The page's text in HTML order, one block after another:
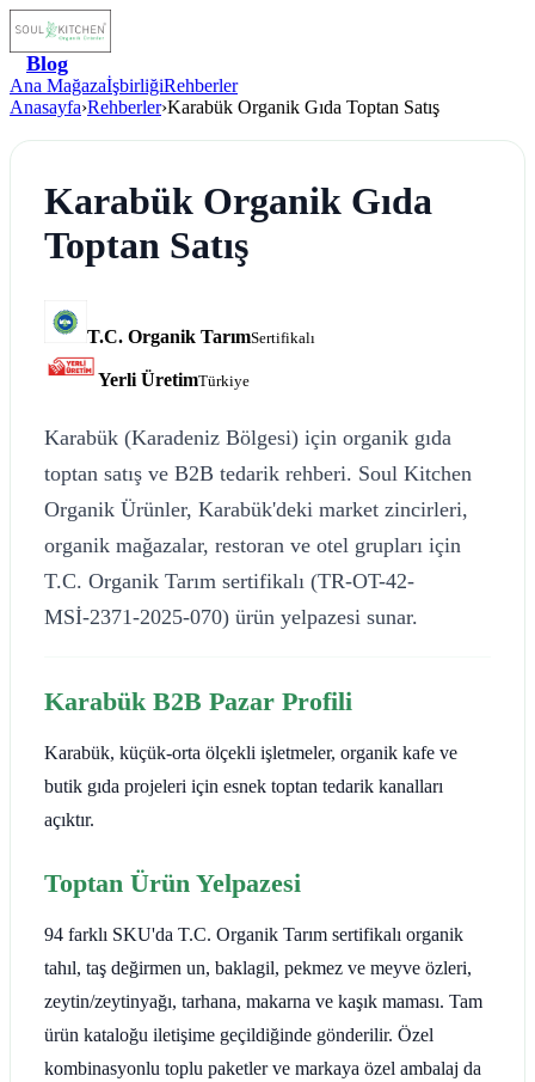
Blog
Ana MağazaİşbirliğiRehberler
Anasayfa›Rehberler›Karabük Organik Gıda Toptan Satış
Karabük Organik Gıda
Toptan Satış
T.C. Organik TarımSertifikalı
Yerli ÜretimTürkiye
Karabük (Karadeniz Bölgesi) için organik gıda
toptan satış ve B2B tedarik rehberi. Soul Kitchen
Organik Ürünler, Karabük'deki market zincirleri,
organik mağazalar, restoran ve otel grupları için
T.C. Organik Tarım sertifikalı (TR-OT-42-
MSİ-2371-2025-070) ürün yelpazesi sunar.
Karabük B2B Pazar Profili
Karabük, küçük-orta ölçekli işletmeler, organik kafe ve
butik gıda projeleri için esnek toptan tedarik kanalları
açıktır.
Toptan Ürün Yelpazesi
94 farklı SKU'da T.C. Organik Tarım sertifikalı organik
tahıl, taş değirmen un, baklagil, pekmez ve meyve özleri,
zeytin/zeytinyağı, tarhana, makarna ve kaşık maması. Tam
ürün kataloğu iletişime geçildiğinde gönderilir. Özel
kombinasyonlu toplu paketler ve markaya özel ambalaj da